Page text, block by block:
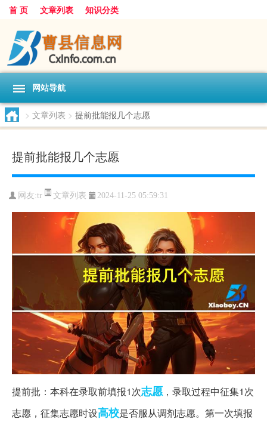
首 页 文章列表 知识分类
网站导航
> 文章列表 > 提前批能报几个志愿
提前批能报几个志愿
网友:tr 文章列表 2024-11-25 05:59:31
提前批：本科在录取前填报1次志愿，录取过程中征集1次
志愿，征集志愿时设高校是否服从调剂志愿。第一次填报